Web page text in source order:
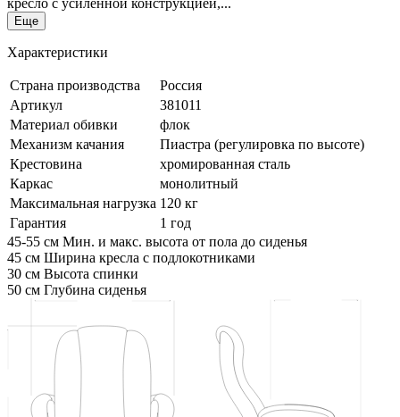
кресло с усиленной конструкцией,...
Еще
Характеристики
Страна производства
Россия
Артикул
381011
Материал обивки
флок
Механизм качания
Пиастра (регулировка по высоте)
Крестовина
хромированная сталь
Каркас
монолитный
Максимальная нагрузка 120 кг
Гарантия
1 год
45-55 см Мин. и макс. высота от пола до сиденья
45 см Ширина кресла с подлокотниками
30 см Высота спинки
50 см Глубина сиденья